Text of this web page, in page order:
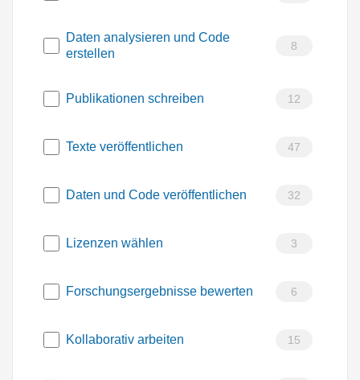
Daten analysieren und Code
erstellen
8
Publikationen schreiben 12
Texte veröffentlichen 47
Daten und Code veröffentlichen 32
Lizenzen wählen 3
Forschungsergebnisse bewerten 6
Kollaborativ arbeiten 15